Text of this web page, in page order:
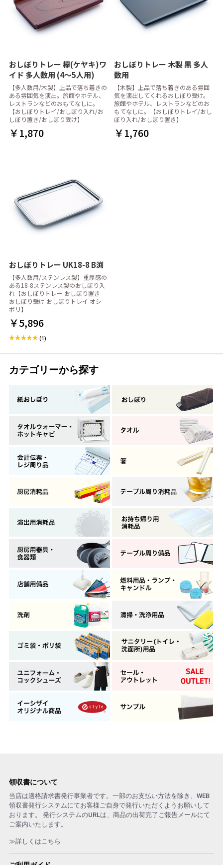
おしぼりトレー 欅(ケヤキ)ワ
イド 多人数用 (4～5人用)
【多人数用/木製】上品で落ち着きの
ある雰囲気を演出。旅館やホテル、
レストランなどのおもてなしに。
【おしぼりトレイ/おしぼり入れ/お
しぼり置き/おしぼり受け】
￥1,870
おしぼりトレー 木製 黒 多人
数用
【木製】上品で落ち着きのある雰囲
気を演出してくれるおしぼり受け。
旅館やホテル、レストランなどのお
もてなしに。【おしぼりトレイ/おし
ぼり入れ/おしぼり置き】
￥1,760
おしぼりトレー UK18-8 B渕
【多人数用/ステンレス製】重厚感の
ある18-8ステンレス製のおしぼり入
れ【おしぼりトレー おしぼり置き
おしぼり受け おしぼりトレイ オシ
ボリ】
￥5,896
(1)
カテゴリーから探す
領収書について
当店は適格請求書発行事業者です。一部のお支払い方法を除き、WEB
領収書発行システムにてお客様ご自身で発行いただくようお願いして
おります。 発行システムのURLは、商品の出荷完了ご報告メールにて
ご案内いたします。
≫詳しくはこちら